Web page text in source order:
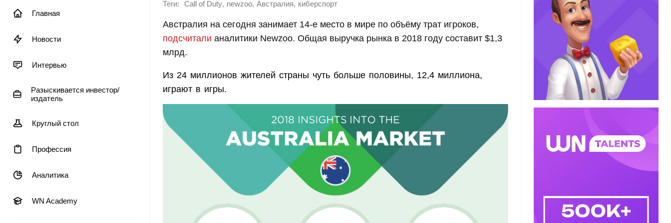
Главная
Новости
Интервью
Разыскивается инвестор/
издатель
Круглый стол
Профессия
Аналитика
WN Academy
Теги: Call of Duty, newzoo, Австралия, киберспорт
Австралия на сегодня занимает 14-е место в мире по объёму трат игроков,
подсчитали аналитики Newzoo. Общая выручка рынка в 2018 году составит $1,3
млрд.
Из 24 миллионов жителей страны чуть больше половины, 12,4 миллиона,
играют в игры.